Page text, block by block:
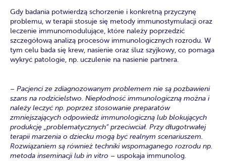
Gdy badania potwierdzą schorzenie i konkretną przyczynę
problemu, w terapii stosuje się metody immunostymulacji oraz
leczenie immunomodulujące, które należy poprzedzić
szczegółową analizą procesów immunologicznych rozrodu. W
tym celu bada się krew, nasienie oraz śluz szyjkowy, co pomaga
wykryć patologie, np. uczulenie na nasienie partnera.
– Pacjenci ze zdiagnozowanym problemem nie są pozbawieni
szans na rodzicielstwo. Niepłodność immunologiczną można i
należy leczyć np. poprzez stosowanie preparatów
zmniejszających odpowiedź immunologiczną lub blokujących
produkcję „problematycznych” przeciwciał. Przy długotrwałej
terapii marzenia o dziecku mogą być realnym scenariuszem.
Rozwiązaniem są również techniki wspomaganego rozrodu np.
metoda inseminacji lub in vitro – uspokaja immunolog.